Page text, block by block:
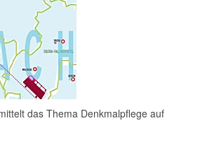
das Thema Denkmalpflege auf